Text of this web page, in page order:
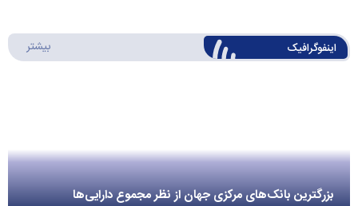
اینفوگرافیک بیشتر
بزرگترین بانک‌های مرکزی جهان از نظر مجموع دارایی‌ها